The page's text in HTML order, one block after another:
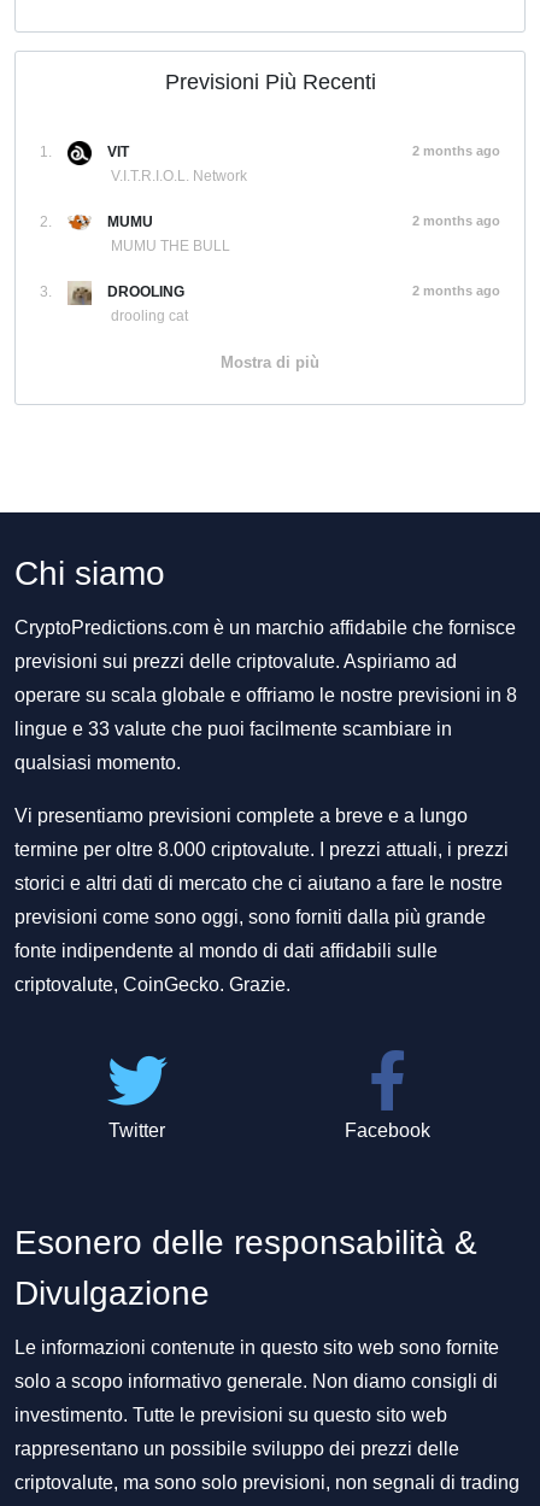
Previsioni Più Recenti
1.
VIT
V.I.T.R.I.O.L. Network
2 months ago
2.
MUMU
MUMU THE BULL
2 months ago
3.
DROOLING
drooling cat
2 months ago
Mostra di più
Chi siamo
CryptoPredictions.com è un marchio affidabile che fornisce
previsioni sui prezzi delle criptovalute. Aspiriamo ad
operare su scala globale e offriamo le nostre previsioni in 8
lingue e 33 valute che puoi facilmente scambiare in
qualsiasi momento.
Vi presentiamo previsioni complete a breve e a lungo
termine per oltre 8.000 criptovalute. I prezzi attuali, i prezzi
storici e altri dati di mercato che ci aiutano a fare le nostre
previsioni come sono oggi, sono forniti dalla più grande
fonte indipendente al mondo di dati affidabili sulle
criptovalute, CoinGecko. Grazie.
Twitter Facebook
Esonero delle responsabilità &
Divulgazione
Le informazioni contenute in questo sito web sono fornite
solo a scopo informativo generale. Non diamo consigli di
investimento. Tutte le previsioni su questo sito web
rappresentano un possibile sviluppo dei prezzi delle
criptovalute, ma sono solo previsioni, non segnali di trading